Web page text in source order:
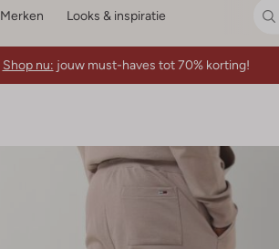
Merken Looks & inspiratie
Shop nu: jouw must-haves tot 70% korting!